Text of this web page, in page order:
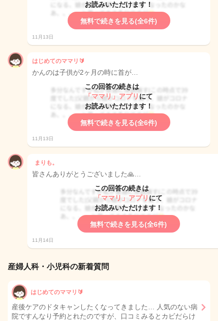
お読みいただけます！
無料で続きを見る(全6件)
11月13日
はじめてのママリ🔰
かんのは子供が2ヶ月の時に首が…
この回答の続きは
「ママリ」アプリ にて
お読みいただけます！
無料で続きを見る(全6件)
11月13日
まりも。
皆さんありがとうございました🙏…
この回答の続きは
「ママリ」アプリ にて
お読みいただけます！
無料で続きを見る(全6件)
11月14日
産婦人科・小児科の新着質問
はじめてのママリ🔰
産後ケアのドタキャンしたくなってきました… 人気のない病
院ですんなり予約とれたのですが、口コミみるとカビだらけ